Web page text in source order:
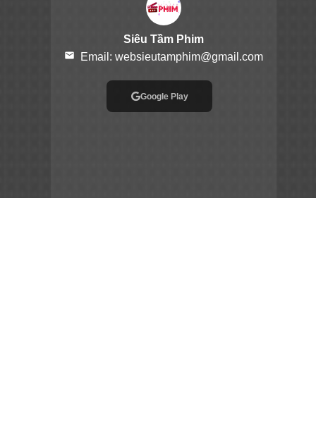
Siêu Tầm Phim
email Email: websieutamphim@gmail.com
Google Play